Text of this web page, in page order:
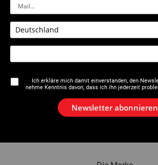
E-Mail
Einen Gast hinzufügen
Ich erkläre mich damit einverstanden, den
nehme Kenntnis davon, dass ich ihn jederzeit
Newsletter abonnieren